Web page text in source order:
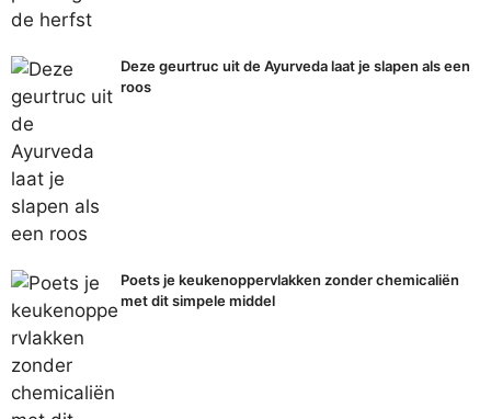
Deze geurtruc uit de Ayurveda laat je slapen als een
roos
Poets je keukenoppervlakken zonder chemicaliën
met dit simpele middel